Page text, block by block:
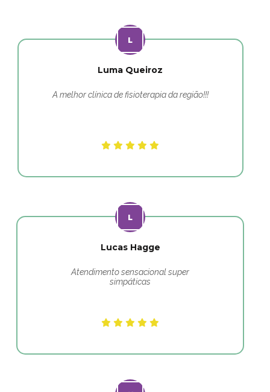
Luma Queiroz
A melhor clínica de fisioterapia da região!!!
Lucas Hagge
Atendimento sensacional super
simpáticas